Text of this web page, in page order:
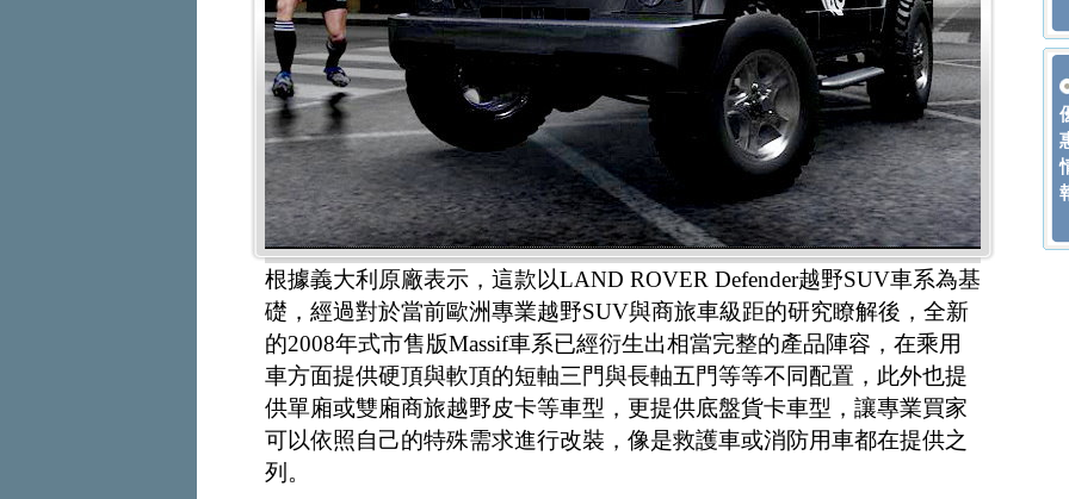
根據義大利原廠表示，這款以LAND ROVER Defender越野SUV車系為基
礎，經過對於當前歐洲專業越野SUV與商旅車級距的研究瞭解後，全新
的2008年式市售版Massif車系已經衍生出相當完整的產品陣容，在乘用
車方面提供硬頂與軟頂的短軸三門與長軸五門等等不同配置，此外也提
供單廂或雙廂商旅越野皮卡等車型，更提供底盤貨卡車型，讓專業買家
可以依照自己的特殊需求進行改裝，像是救護車或消防用車都在提供之
列。